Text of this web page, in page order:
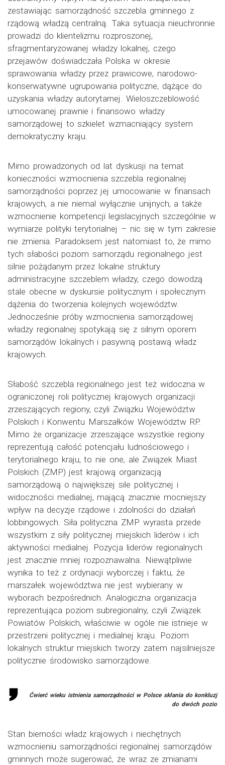
zestawiając samorządność szczebla gminnego z
rządową władzą centralną. Taka sytuacja nieuchronnie
prowadzi do klientelizmu rozproszonej,
sfragmentaryzowanej władzy lokalnej, czego
przejawów doświadczała Polska w okresie
sprawowania władzy przez prawicowe, narodowo-
konserwatywne ugrupowania polityczne, dążące do
uzyskania władzy autorytarnej. Wieloszczeblowość
umocowanej prawnie i finansowo władzy
samorządowej to szkielet wzmacniający system
demokratyczny kraju.
Mimo prowadzonych od lat dyskusji na temat
konieczności wzmocnienia szczebla regionalnej
samorządności poprzez jej umocowanie w finansach
krajowych, a nie niemal wyłącznie unijnych, a także
wzmocnienie kompetencji legislacyjnych szczególnie w
wymiarze polityki terytorialnej – nic się w tym zakresie
nie zmienia. Paradoksem jest natomiast to, że mimo
tych słabości poziom samorządu regionalnego jest
silnie pożądanym przez lokalne struktury
administracyjne szczeblem władzy, czego dowodzą
stale obecne w dyskursie politycznym i społecznym
dążenia do tworzenia kolejnych województw.
Jednocześnie próby wzmocnienia samorządowej
władzy regionalnej spotykają się z silnym oporem
samorządów lokalnych i pasywną postawą władz
krajowych.
Słabość szczebla regionalnego jest też widoczna w
ograniczonej roli politycznej krajowych organizacji
zrzeszających regiony, czyli Związku Województw
Polskich i Konwentu Marszałków Województw RP.
Mimo że organizacje zrzeszające wszystkie regiony
reprezentują całość potencjału ludnościowego i
terytorialnego kraju, to nie one, ale Związek Miast
Polskich (ZMP) jest krajową organizacją
samorządową o największej sile politycznej i
widoczności medialnej, mającą znacznie mocniejszy
wpływ na decyzje rządowe i zdolności do działań
lobbingowych. Siła polityczna ZMP wyrasta przede
wszystkim z siły politycznej miejskich liderów i ich
aktywności medialnej. Pozycja liderów regionalnych
jest znacznie mniej rozpoznawalna. Niewątpliwie
wynika to też z ordynacji wyborczej i faktu, że
marszałek województwa nie jest wybierany w
wyborach bezpośrednich. Analogiczna organizacja
reprezentująca poziom subregionalny, czyli Związek
Powiatów Polskich, właściwie w ogóle nie istnieje w
przestrzeni politycznej i medialnej kraju. Poziom
lokalnych struktur miejskich tworzy zatem najsilniejsze
politycznie środowisko samorządowe.
Ćwierć wieku istnienia samorządności w Polsce skłania do konkluzji,
do dwóch
Stan bierności władz krajowych i niechętnych
wzmocnieniu samorządności regionalnej samorządów
gminnych może sugerować, że wraz ze zmianami